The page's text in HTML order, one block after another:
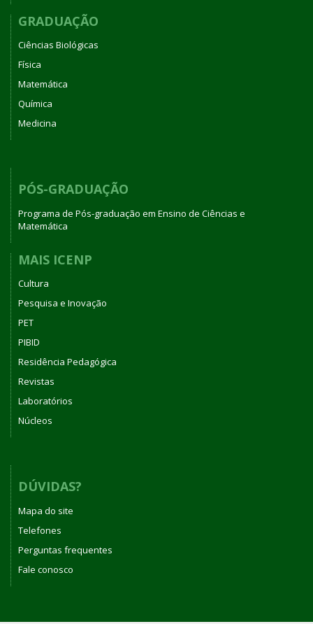
GRADUAÇÃO
Ciências Biológicas
Física
Matemática
Química
Medicina
PÓS-GRADUAÇÃO
Programa de Pós-graduação em Ensino de Ciências e
Matemática
MAIS ICENP
Cultura
Pesquisa e Inovação
PET
PIBID
Residência Pedagógica
Revistas
Laboratórios
Núcleos
DÚVIDAS?
Mapa do site
Telefones
Perguntas frequentes
Fale conosco